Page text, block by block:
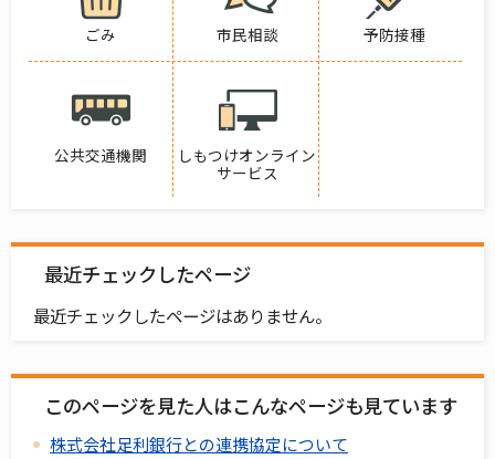
ごみ 市民相談 予防接種
公共交通機関
しもつけオンライン
サービス
最近チェックしたページ
最近チェックしたページはありません。
このページを見た人はこんなページも見ています
株式会社足利銀行との連携協定について